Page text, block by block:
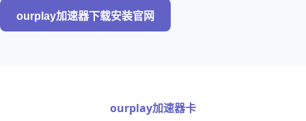
ourplay加速器下载安装官网
ourplay加速器卡